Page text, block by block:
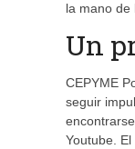
la mano de
Un
CEPYME
seguir
Youtube.